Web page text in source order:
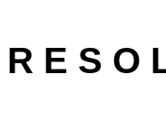
R E S O